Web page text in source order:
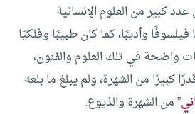
كبير من العلوم الإنسانية
وأديبًا، كما كان طبيبًا وفلكيًا
واضحة في تلك العلوم والفنون،
كبيرًا من الشهرة، ولم يبلغ ما بلغه
” من الشهرة والذيوع.